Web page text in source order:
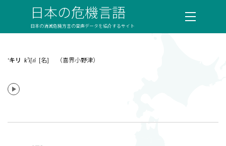
日本の危機言語
日本の消滅危機方言の音声データを紹介するサイト
‘キリ kˀi[ɾi [名] （喜界小野津）